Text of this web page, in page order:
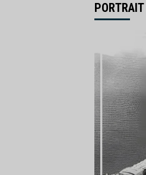
PORTRAIT